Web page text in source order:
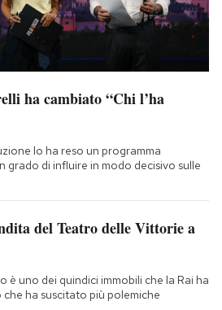
ha cambiato “Chi l’ha
lo ha reso un programma
grado di influire in modo decisivo sulle
del Teatro delle Vittorie a
è uno dei quindici immobili che la Rai ha
ha suscitato più polemiche